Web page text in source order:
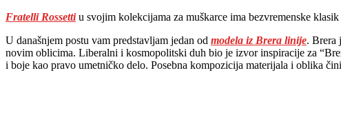
Fratelli Rossettiu svojim kolekcijama za muškarce ima bezvremenske
U današnjem postu vam predstavljam jedan od modela iz Brera linije. Brera
novim oblicima. Liberalni i kosmopolitski duh bio je izvor inspiracije za
i boje kao pravo umetničko delo. Posebna kompozicija materijala i oblika